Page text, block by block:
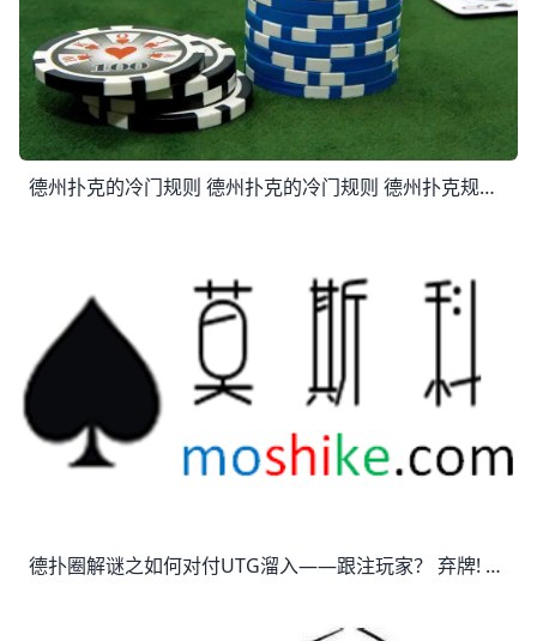
德州扑克的冷门规则 德州扑克的冷门规则 德州扑克规则会涵盖非常宽范围的罕见情况，其中有些甚至连经验丰富的扑克玩家都可能没有遇到过或压根没留意过。 下面是各种不同的德
德扑圈解谜之如何对付UTG溜入——跟注玩家？ 弃牌! 虽然他是个很差的玩家,经常用很宽的德扑心理素质范围溜入,但是我们基本可以肯定他在UTG溜入的时候牌型会是所有范围的顶端，而且他知道位置